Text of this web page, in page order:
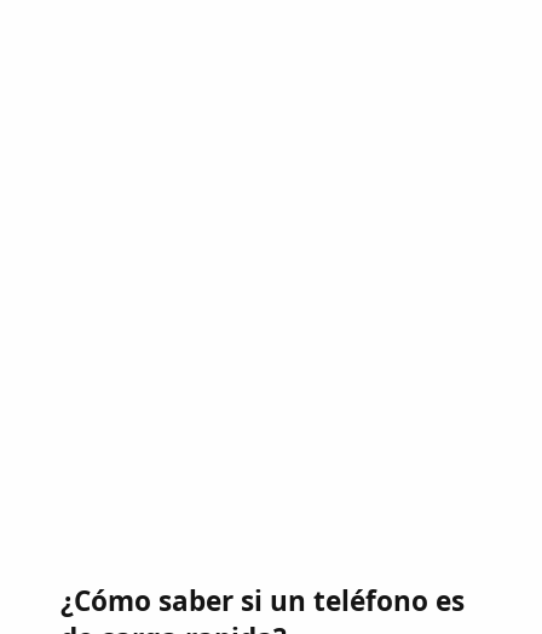
¿Cómo saber si un teléfono es